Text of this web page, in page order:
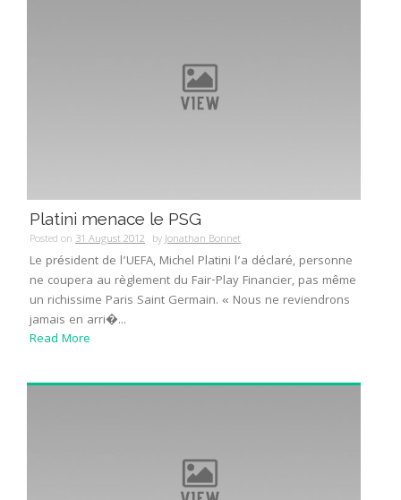
Platini menace le PSG
Posted on 31 August 2012 byJonathan Bonnet
Le président de l’UEFA, Michel Platini l’a déclaré, personne
ne coupera au règlement du Fair-Play Financier, pas même
un richissime Paris Saint Germain. « Nous ne reviendrons
jamais en arri�...
Read More